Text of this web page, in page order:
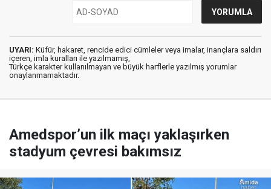
UYARI: Küfür, hakaret, rencide edici cümleler veya imalar, inançlara saldırı
içeren, imla kuralları ile yazılmamış,
Türkçe karakter kullanılmayan ve büyük harflerle yazılmış yorumlar
onaylanmamaktadır.
Amedspor’un ilk maçı yaklaşırken
stadyum çevresi bakımsız